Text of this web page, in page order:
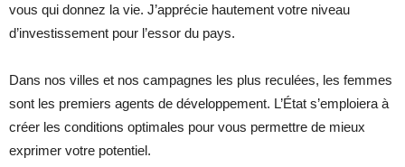
vous qui donnez la vie. J’apprécie hautement votre niveau
d’investissement pour l’essor du pays.
Dans nos villes et nos campagnes les plus reculées, les femmes
sont les premiers agents de développement. L’État s’emploiera à
créer les conditions optimales pour vous permettre de mieux
exprimer votre potentiel.